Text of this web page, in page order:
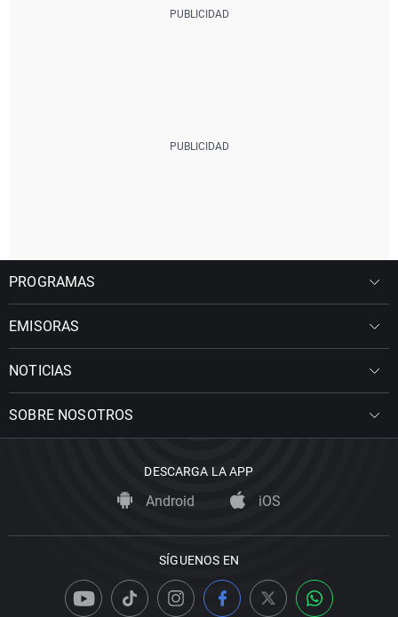
PROGRAMAS
EMISORAS
NOTICIAS
SOBRE NOSOTROS
DESCARGA LA APP
Android iOS
SÍGUENOS EN